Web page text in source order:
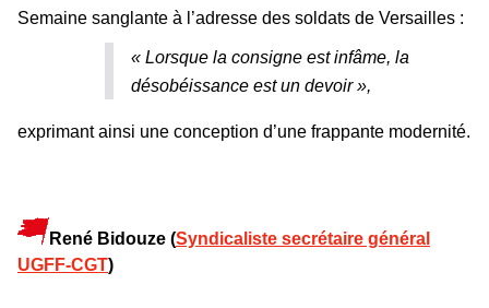
Semaine sanglante à l’adresse des soldats de Versailles :
« Lorsque la consigne est infâme, la
désobéissance est un devoir »,
exprimant ainsi une conception d’une frappante modernité.
René Bidouze (Syndicaliste secrétaire général
UGFF-CGT)